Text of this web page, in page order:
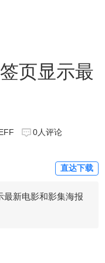
页显示最
0人评论
直达下载
最新电影和影集海报